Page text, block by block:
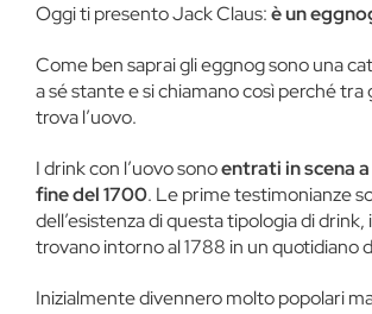
Oggi ti presento Jack Claus:è un
Come ben saprai gli eggnog sono una
a sé stante e si chiamano così perché tra
trova l’uovo.
I drink con l’uovo sonoentrati in scena
fine del 1700. Le prime testimonianze
dell’esistenza di questa tipologia di
trovano intorno al 1788 in un quotidiano
Inizialmente divennero molto popolari